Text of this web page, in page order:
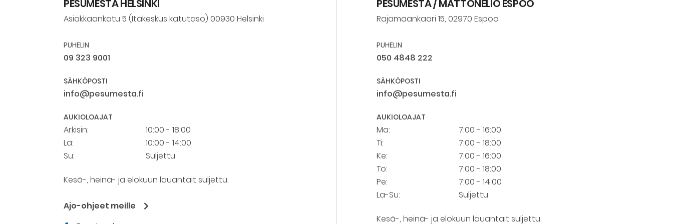
PESUMESTA HELSINKI
Asiakkaankatu 5 (Itäkeskus katutaso) 00930 Helsinki
PUHELIN
09 323 9001
SÄHKÖPOSTI
info@pesumesta.fi
AUKIOLOAJAT
Arkisin:
10:00 - 18:00
La:
10:00 - 14:00
Su:
Suljettu
Kesä-, heinä- ja elokuun lauantait suljettu.
Ajo-ohjeet meille
PESUMESTA / MATTONELIÖ ESPOO
Rajamaankaari 15, 02970 Espoo
PUHELIN
050 4848 222
SÄHKÖPOSTI
info@pesumesta.fi
AUKIOLOAJAT
Ma:
7:00 - 16:00
Ti:
7:00 - 18:00
Ke:
7:00 - 16:00
To:
7:00 - 18:00
Pe:
7:00 - 14:00
La-Su:
Suljettu
Kesä-, heinä- ja elokuun lauantait suljettu.